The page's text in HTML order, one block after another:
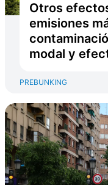
Otros
emisiones
modal y
PREBUNKING